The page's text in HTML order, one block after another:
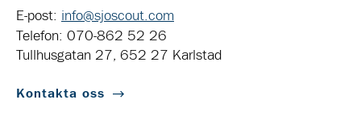
E-post: info@sjoscout.com
Telefon: 070-862 52 26
Tullhusgatan 27, 652 27 Karlstad
Kontakta oss